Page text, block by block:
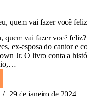
quem vai fazer você
quem vai fazer você
ex-esposa do cantor e
Jr. O livro conta a
29 de janeiro de 2024